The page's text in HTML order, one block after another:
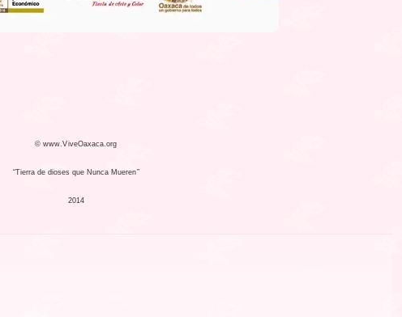
© www.ViveOaxaca.org
“Tierra de dioses que Nunca Mueren”
2014